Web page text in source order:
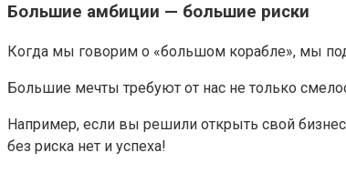
Большие амбиции — большие риски
Когда мы говорим о «большом корабле», мы
Большие мечты требуют от нас не только
Например, если вы решили открыть свой
без риска нет и успеха!